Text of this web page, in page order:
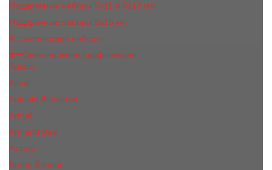
Подарочные наборы 5x11 и 5х12 мл
Подарочные наборы 5x15 мл
Косметические наборы
Оригинальная парфюмерия
Adidas
Ajmal
Antonio Banderas
Armaf
Armand Basi
Azzaro
Bruno Banani